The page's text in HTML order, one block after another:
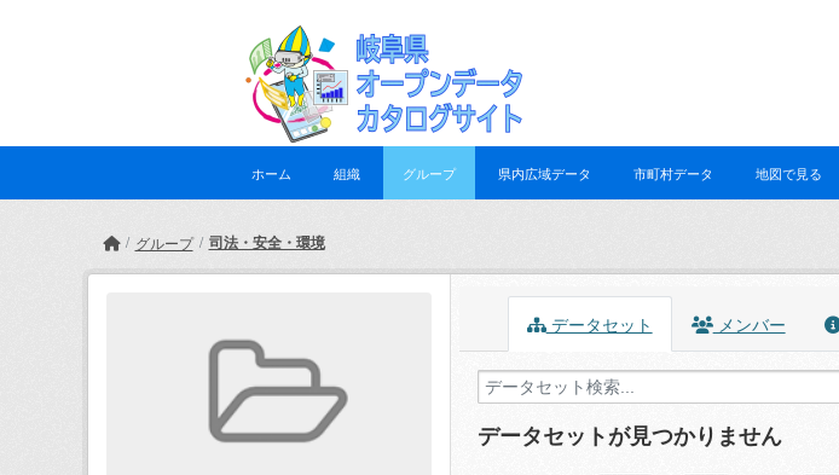
ホーム 組織 グループ 県内広域データ 市町村データ 地図で見る
グループ 司法・安全・環境
データセット メンバー
データセットが見つかりません